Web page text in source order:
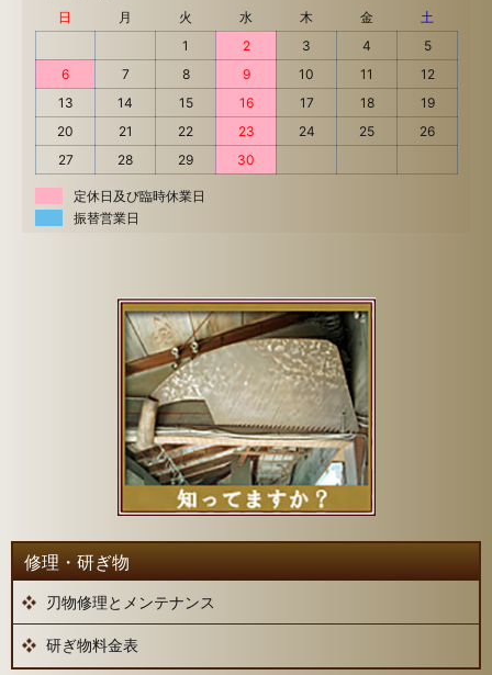
日
月 火 水 木 金
土
1
2 3 4
5
6
7 8 9 10 11
12
13
14 15 16 17 18
19
20
21 22 23 24 25
26
27
28 29 30
定休日及び臨時休業日
振替営業日
修理・研ぎ物
刃物修理とメンテナンス
研ぎ物料金表